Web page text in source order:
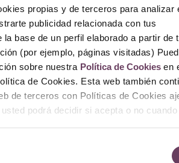
propias y de terceros para analizar
publicidad relacionada con tus
la base de un perfil elaborado a partir de
(por ejemplo, páginas visitadas)
sobre nuestra Política de Cookiesen
de Cookies. Esta web también
de terceros con Políticas de Cookies
podrá decidir si acepta o no cuando